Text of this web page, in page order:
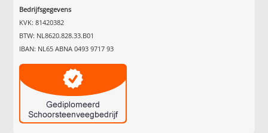
Bedrijfsgegevens
KVK: 81420382
BTW: NL8620.828.33.B01
IBAN: NL65 ABNA 0493 9717 93